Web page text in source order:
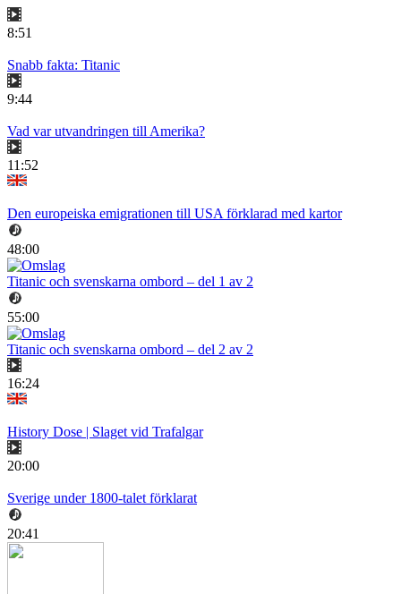
8:51
Snabb fakta: Titanic
9:44
Vad var utvandringen till Amerika?
11:52
Den europeiska emigrationen till USA förklarad med kartor
48:00
Titanic och svenskarna ombord – del 1 av 2
55:00
Titanic och svenskarna ombord – del 2 av 2
16:24
History Dose | Slaget vid Trafalgar
20:00
Sverige under 1800-talet förklarat
20:41